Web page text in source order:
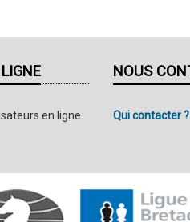
en ligne.
NOUS
Qui contacter ?